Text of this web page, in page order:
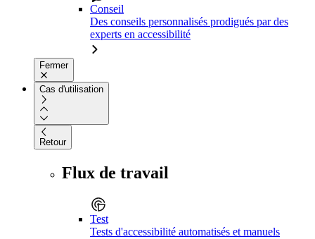
Conseil
Des conseils personnalisés prodigués par des
experts en accessibilité
Fermer
Cas d'utilisation
Retour
Flux de travail
Test
Tests d'accessibilité automatisés et manuels